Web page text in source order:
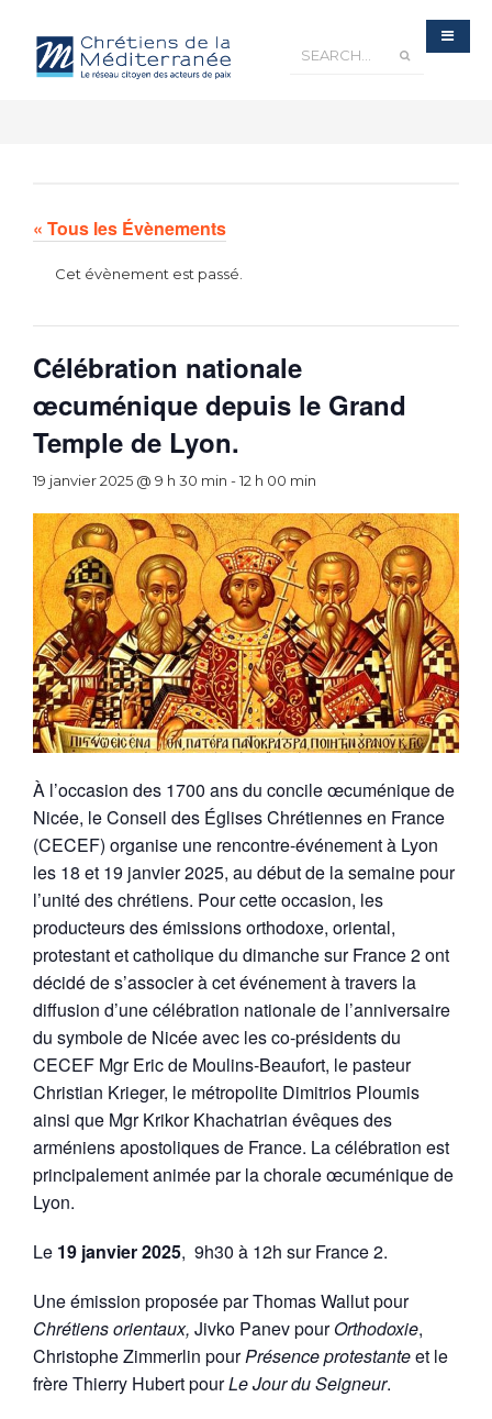
« Tous les Évènements
Cet évènement est passé.
Célébration nationale
œcuménique depuis le Grand
Temple de Lyon.
19 janvier 2025 @ 9 h 30 min -12 h 00 min
À l’occasion des 1700 ans du concile œcuménique de
Nicée, le Conseil des Églises Chrétiennes en France
(CECEF) organise une rencontre-événement à Lyon
les 18 et 19 janvier 2025, au début de la semaine pour
l’unité des chrétiens. Pour cette occasion, les
producteurs des émissions orthodoxe, oriental,
protestant et catholique du dimanche sur France 2 ont
décidé de s’associer à cet événement à travers la
diffusion d’une célébration nationale de l’anniversaire
du symbole de Nicée avec les co-présidents du
CECEF Mgr Eric de Moulins-Beaufort, le pasteur
Christian Krieger, le métropolite Dimitrios Ploumis
ainsi que Mgr Krikor Khachatrian évêques des
arméniens apostoliques de France. La célébration est
principalement animée par la chorale œcuménique de
Lyon.
Le 19 janvier 2025, 9h30 à 12h sur France 2.
Une émission proposée par Thomas Wallut pour
Chrétiens orientaux, Jivko Panev pourOrthodoxie,
Christophe Zimmerlin pourPrésence protestanteet le
frère Thierry Hubert pourLe Jour du Seigneur.